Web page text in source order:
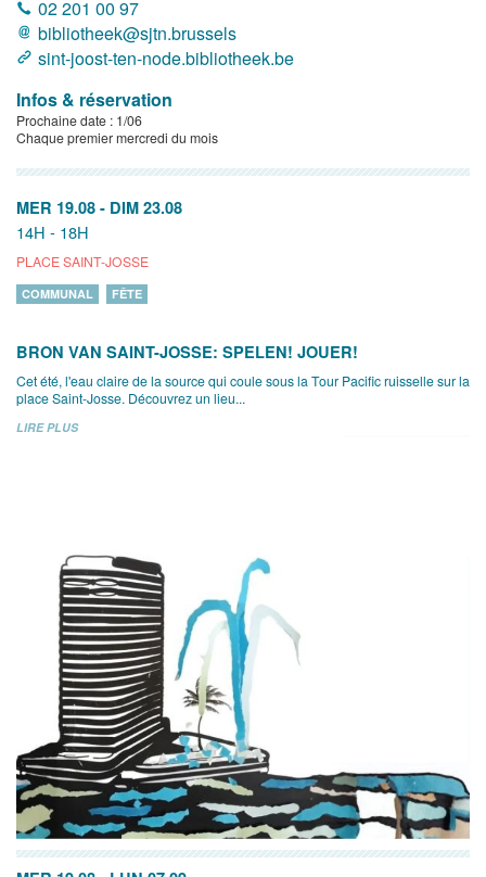
02 201 00 97
bibliotheek@sjtn.brussels
sint-joost-ten-node.bibliotheek.be
Infos & réservation
Prochaine date : 1/06
Chaque premier mercredi du mois
MER 19.08 - DIM 23.08
14H - 18H
PLACE SAINT-JOSSE
COMMUNAL FÊTE
BRON VAN SAINT-JOSSE: SPELEN! JOUER!
Cet été, l'eau claire de la source qui coule sous la Tour Pacific ruisselle sur la
place Saint-Josse. Découvrez un lieu...
LIRE PLUS